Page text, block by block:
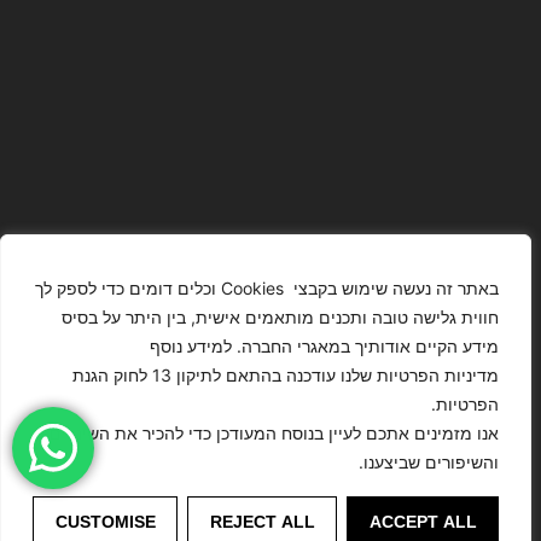
באתר זה נעשה שימוש בקבצי Cookies וכלים דומים כדי לספק לך
חווית גלישה טובה ותכנים מותאמים אישית, בין היתר על בסיס
מידע הקיים אודותיך במאגרי החברה. למידע נוסף
מדיניות הפרטיות שלנו עודכנה בהתאם לתיקון 13 לחוק הגנת
הפרטיות.
אנו מזמינים אתכם לעיין בנוסח המעודכן כדי להכיר את השינויים
והשיפורים שביצענו.
CUSTOMISE REJECT ALL ACCEPT ALL
Presented On
This Website
Have Been
Digitally
Enhanced Or
Modified.
MODELS
הזכויות שמורות
הפרטיות
הצהרת נגישות